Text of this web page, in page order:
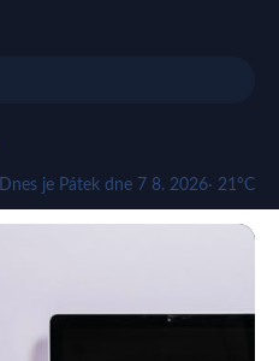
Dnes je Pátek dne 7 8. 2026· 21°C